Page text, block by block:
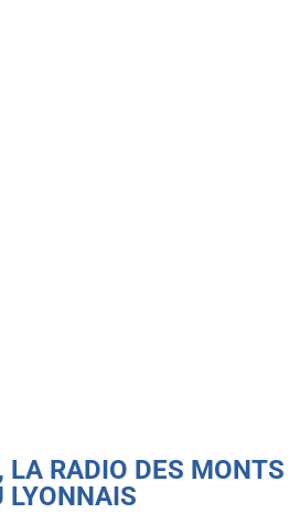
LA RADIO DES MONTS
LYONNAIS